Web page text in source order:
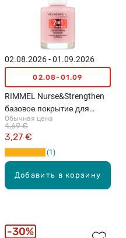
Добавить в корзину
02.08.2026 - 01.09.2026
02.08-01.09
RIMMEL Nurse&Strengthen
базовое покрытие для
ухода за ногтями, 12мл
Обычная цена
3,27 €
4,69 €
1
30%